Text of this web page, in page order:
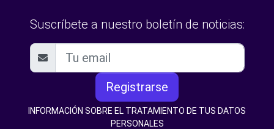
Suscríbete a nuestro boletín de noticias:
Registrarse
INFORMACIÓN SOBRE EL TRATAMIENTO DE TUS DATOS
PERSONALES